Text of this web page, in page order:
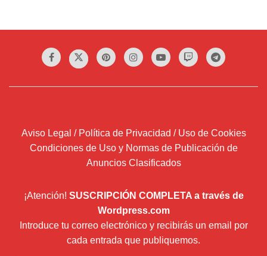
Aviso Legal / Política de Privacidad / Uso de Cookies
Condiciones de Uso y Normas de Publicación de
Anuncios Clasificados
¡Atención! SUSCRIPCIÓN COMPLETA a través de
Wordpress.com
Introduce tu correo electrónico y recibirás un email por
cada entrada que publiquemos.